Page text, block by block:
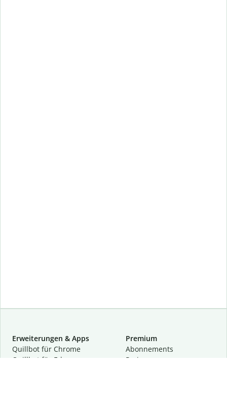
Erweiterungen & Apps
Quillbot für Chrome
Quillbot für Edge
Premium
Abon­ne­ments
Preise